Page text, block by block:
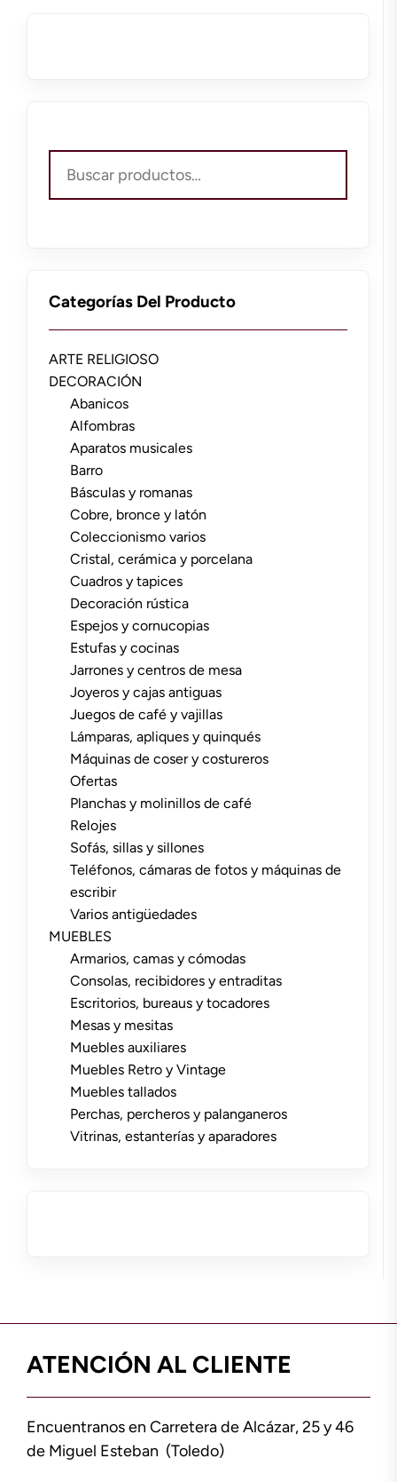
por:
Categorías Del Producto
ARTE RELIGIOSO
DECORACIÓN
Abanicos
Alfombras
Aparatos musicales
Barro
Básculas y romanas
Cobre, bronce y latón
Coleccionismo varios
Cristal, cerámica y porcelana
Cuadros y tapices
Decoración rústica
Espejos y cornucopias
Estufas y cocinas
Jarrones y centros de mesa
Joyeros y cajas antiguas
Juegos de café y vajillas
Lámparas, apliques y quinqués
Máquinas de coser y costureros
Ofertas
Planchas y molinillos de café
Relojes
Sofás, sillas y sillones
Teléfonos, cámaras de fotos y máquinas de
escribir
Varios antigüedades
MUEBLES
Armarios, camas y cómodas
Consolas, recibidores y entraditas
Escritorios, bureaus y tocadores
Mesas y mesitas
Muebles auxiliares
Muebles Retro y Vintage
Muebles tallados
Perchas, percheros y palanganeros
Vitrinas, estanterías y aparadores
ATENCIÓN AL CLIENTE
Encuentranos en Carretera de Alcázar, 25 y 46
de Miguel Esteban (Toledo)